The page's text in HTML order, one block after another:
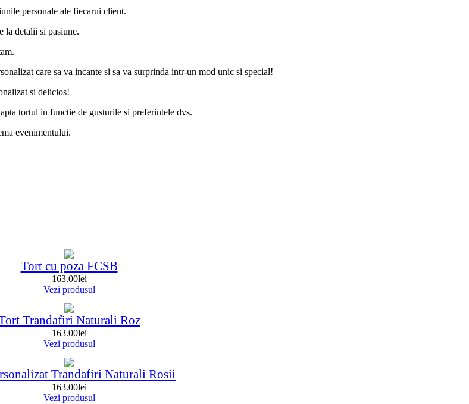
personale ale fiecarui client.
la detalii si pasiune.
care sa va incante si sa va surprinda intr-un mod unic si special!
si delicios!
tortul in functie de gusturile si preferintele dvs.
evenimentului.
Tort cu poza FCSB
163.00lei
Vezi produsul
Trandafiri Naturali Roz
163.00lei
Vezi produsul
Trandafiri Naturali Rosii
163.00lei
Vezi produsul